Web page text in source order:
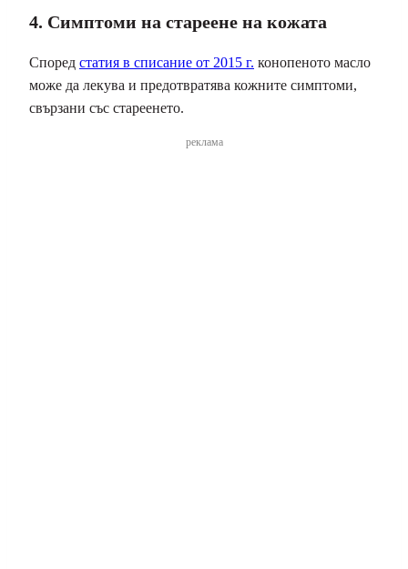
4. Симптоми на стареене на кожата
Според статия в списание от 2015 г. конопеното масло
може да лекува и предотвратява кожните симптоми,
свързани със стареенето.
реклама